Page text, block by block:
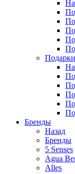
Бренды
Назад
Бренды
5 Senses
Agua
Alles